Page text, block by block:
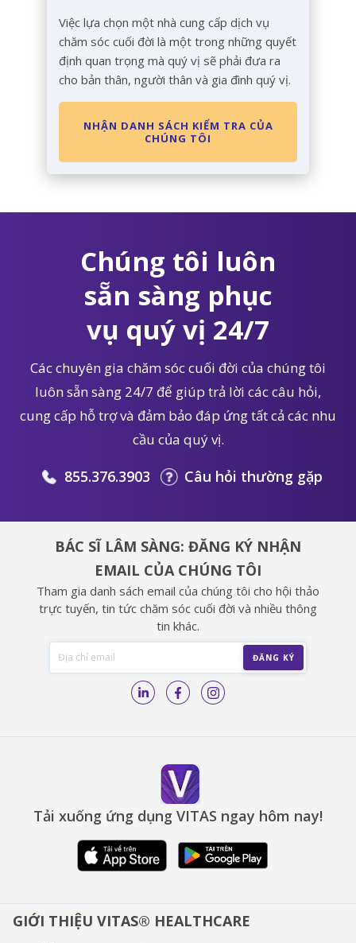
Việc lựa chọn một nhà cung cấp dịch vụ
chăm sóc cuối đời là một trong những quyết
định quan trọng mà quý vị sẽ phải đưa ra
cho bản thân, người thân và gia đình quý vị.
NHẬN DANH SÁCH KIỂM TRA CỦA
CHÚNG TÔI
Chúng tôi luôn
sẵn sàng phục
vụ quý vị 24/7
Các chuyên gia chăm sóc cuối đời của chúng tôi
luôn sẵn sàng 24/7 để giúp trả lời các câu hỏi,
cung cấp hỗ trợ và đảm bảo đáp ứng tất cả các nhu
cầu của quý vị.
855.376.3903 Câu hỏi thường gặp
BÁC SĨ LÂM SÀNG: ĐĂNG KÝ NHẬN
EMAIL CỦA CHÚNG TÔI
Tham gia danh sách email của chúng tôi cho hội thảo
trực tuyến, tin tức chăm sóc cuối đời và nhiều thông
tin khác.
Tải xuống ứng dụng VITAS ngay hôm nay!
GIỚI THIỆU VITAS® HEALTHCARE